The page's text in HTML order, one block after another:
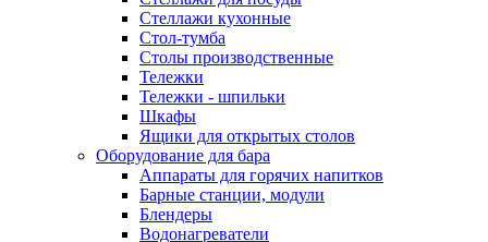
Стеллажи кухонные
Стол-тумба
Столы производственные
Тележки
Тележки - шпильки
Шкафы
Ящики для открытых столов
Оборудование для бара
Аппараты для горячих напитков
Барные станции, модули
Блендеры
Водонагреватели